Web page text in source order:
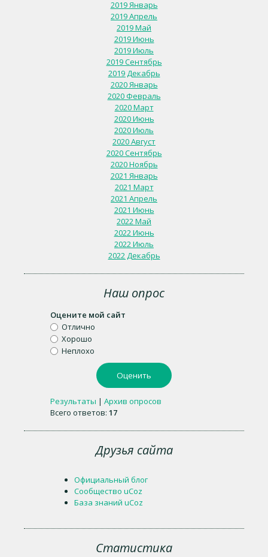
2019 Январь
2019 Апрель
2019 Май
2019 Июнь
2019 Июль
2019 Сентябрь
2019 Декабрь
2020 Январь
2020 Февраль
2020 Март
2020 Июнь
2020 Июль
2020 Август
2020 Сентябрь
2020 Ноябрь
2021 Январь
2021 Март
2021 Апрель
2021 Июнь
2022 Май
2022 Июнь
2022 Июль
2022 Декабрь
Наш опрос
Оцените мой сайт
Отлично
Хорошо
Неплохо
Результаты | Архив опросов
Всего ответов: 17
Друзья сайта
Официальный блог
Сообщество uCoz
База знаний uCoz
Статистика